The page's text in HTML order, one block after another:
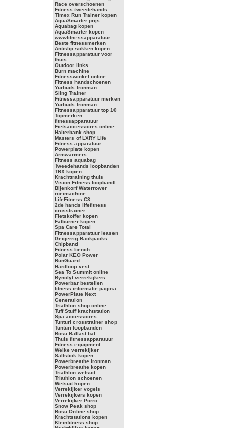
Race overschoenen
Fitness tweedehands
Timex Run Trainer kopen
AquaSmarter prijs
Aquabag kopen
AquaSmarter kopen
wwwfitnessapparatuur
Beste fitnessmerken
Antislip sokken kopen
Fitnessapparatuur voor
thuis
Outdoor links
Burn machine
Fitnesswinkel online
Fitness handschoenen
Yurbuds Ironman
Sling Trainer
Fitnessapparatuur merken
Yurbuds Ironman
Fitnessapparatuur top 10
Topmerken
fitnessapparatuur
Fietsaccessoires online
Halterbank shop
Masters of LXRY Life
Fitness apparatuur
Powerplate kopen
Armwarmers
Fitness aquabag
Tweedehands loopbanden
TRX kopen
Krachttraining thuis
Vision Fitness loopband
Bijenkorf Waterrower
roeimachine
LifeFitness C3
2de hands lifefitness
crosstrainer
Fietskoffer kopen
Fatburner kopen
Spa Care Total
Fitnessapparatuur leasen
Geigerrig Backpacks
Chipband
Fitness bench
Polar KEO Power
RunGuard
Hardloop vest
Sea To Summit online
Bynolyt verrekijkers
Powerbar bestellen
fitness informatie pagina
PowerPlate Next
Generation
Triathlon shop online
Tuff Stuff krachtstation
Spa accessoires
Tunturi crosstrainer shop
Tunturi loopbanden
Bosu Ballast bal
Thuis fitnessapparatuur
Fitness equipment
Welke verrekijker
Saltstick kopen
Powerbreathe Ironman
Powerbreathe kopen
Triathlon wetsuit
Triathlon schoenen
Wetsuit kopen
Verrekijker vogels
Verrekijkers kopen
Verrekijker Porro
Snow Peak shop
Bosu Online shop
Krachtstations kopen
Kleinfitness shop